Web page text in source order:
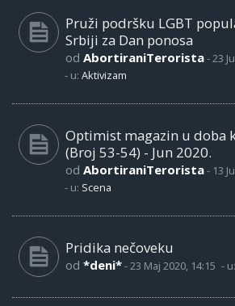
Pruži podršku LGBT
Srbiji za Dan ponosa
od AbortiraniTerorista-23
- u: Aktivizam
Optimist magazin u doba
(Broj 53-54) - Jun 2020.
od AbortiraniTerorista- 13
- u: Scena
Pridika nečoveku
od *deni*-23 Maj 2020, 14:15 - u: